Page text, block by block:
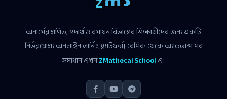
অনার্সের গণিত, পদার্থ ও রসায়ন বিভাগের শিক্ষার্থীদের জন্য একটি
নির্ভরযোগ্য অনলাইন লার্নিং প্ল্যাটফর্ম। বেসিক থেকে অ্যাডভান্স সব
সমাধান এখনZMathecal Schoolএ।